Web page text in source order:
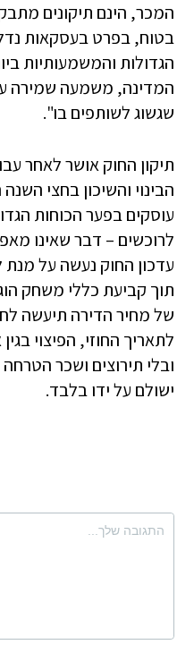
המכר, הינם תיקונים
בטוח, בפרט בעסקאות
הגדולות והמשמעותיות
המדינה, משמעה שמירה
שגשוג לשותפים בו".
תיקון החוק אושר לאחר
הבינוי והשיכון בחצי
עוסקים בפער הכוחות
לרוכשים – דבר שאינו
עדכון החוק נעשה על
תוך קביעת כללי משחק
של מחיר הדירה תיעשה
לתאריך החוזי, הפיצוי
ובלי תירוצים ושכר
ישולם על ידו בלבד.